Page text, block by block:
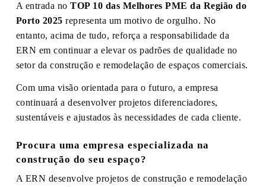
A entrada noTOP 10 das Melhores PME da Região do
Porto 2025 representa um motivo de orgulho. No
entanto, acima de tudo, reforça a responsabilidade da
ERN em continuar a elevar os padrões de qualidade no
setor da construção e remodelação de espaços comerciais.
Com uma visão orientada para o futuro, a empresa
continuará a desenvolver projetos diferenciadores,
sustentáveis e ajustados às necessidades de cada cliente.
Procura uma empresa especializada na
construção do seu espaço?
A ERN desenvolve projetos de construção e remodelação